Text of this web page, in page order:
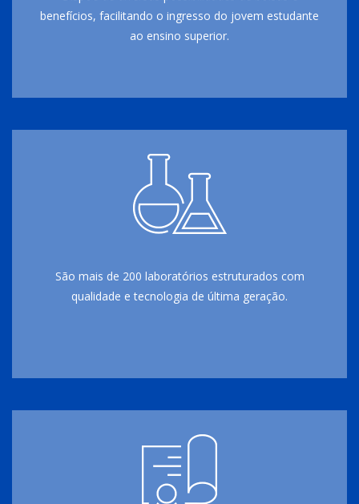
benefícios, facilitando o ingresso do jovem estudante
ao ensino superior.
São mais de 200 laboratórios estruturados com
qualidade e tecnologia de última geração.